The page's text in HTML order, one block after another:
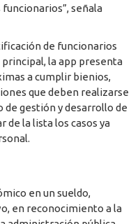
señala
de funcionarios
principal, la app presenta
a cumplir bienios,
que deben realizarse
gestión y desarrollo de
de la lista los casos ya
en un sueldo,
en reconocimiento a la